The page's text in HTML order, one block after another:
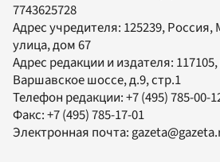
7743625728
Адрес учредителя: 125239,
улица, дом 67
Адрес редакции и издателя: 117105,
Варшавское шоссе, д.9, стр.1
Телефон редакции:+7 (495) 785-00-
Факс:+7 (495) 785-17-01
Электронная почта: